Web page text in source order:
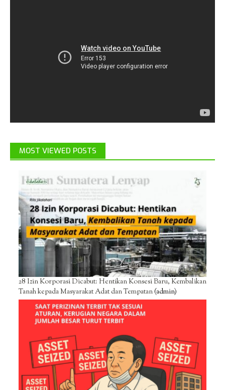
MOST VIEWED POSTS
28 Izin Korporasi Dicabut: Hentikan Konsesi Baru, Kembalikan
Tanah kepada Masyarakat Adat dan Tempatan(admin)